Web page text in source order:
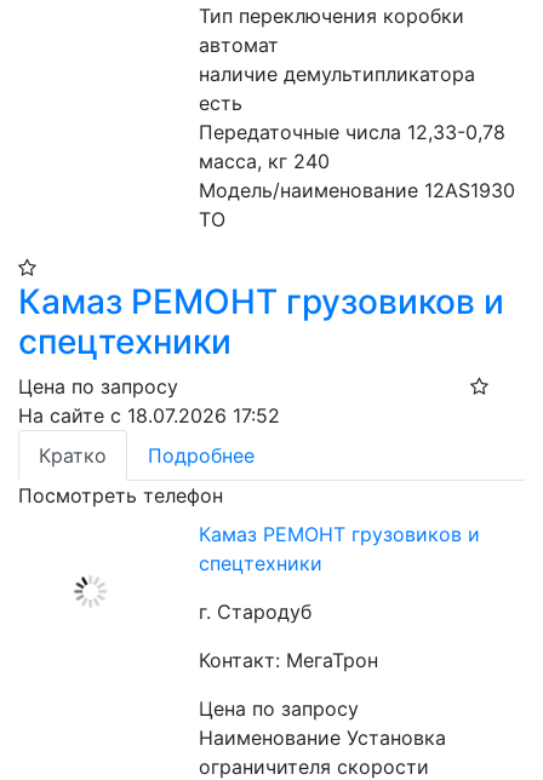
Тип переключения коробки
автомат
наличие демультипликатора
есть
Передаточные числа 12,33-0,78
масса, кг 240
Модель/наименование 12AS1930
TO
Камаз РЕМОНТ грузовиков и
спецтехники
Цена по запросу
На сайте с 18.07.2026 17:52
Кратко
Подробнее
Посмотреть телефон
Камаз РЕМОНТ грузовиков и
спецтехники
г. Стародуб
Контакт: МегаТрон
Цена по запросу
Наименование Установка
ограничителя скорости